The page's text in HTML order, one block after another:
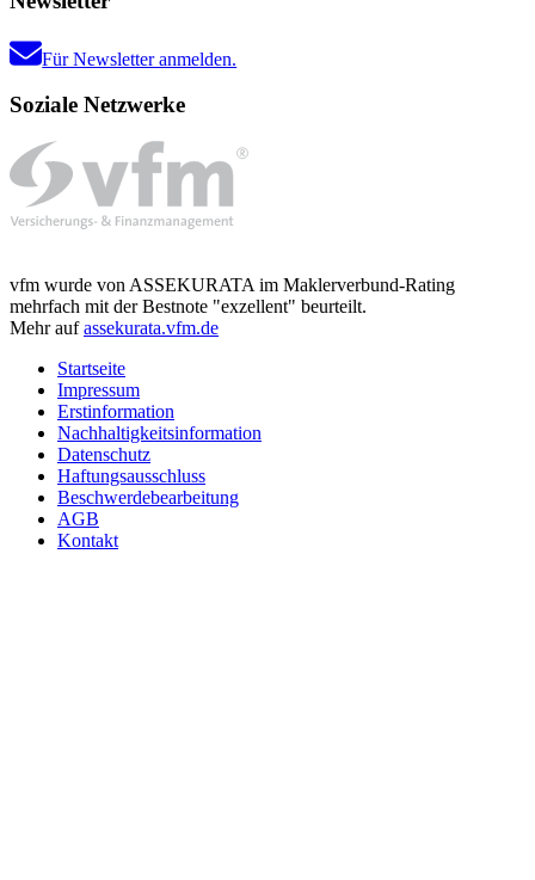
Für Newsletter anmelden.
Soziale Netzwerke
vfm wurde von ASSEKURATA im Maklerverbund-Rating
mehrfach mit der Bestnote "exzellent" beurteilt.
Mehr aufassekurata.vfm.de
Startseite
Impressum
Erstinformation
Nachhaltigkeitsinformation
Datenschutz
Haftungsausschluss
Beschwerdebearbeitung
AGB
Kontakt